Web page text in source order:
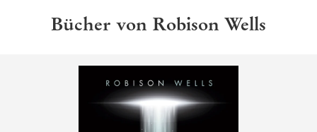
Bücher von Robison Wells